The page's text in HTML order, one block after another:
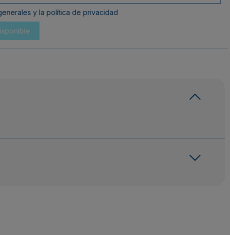
y la política de privacidad